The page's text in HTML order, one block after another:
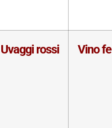
Uvaggi rossi Vino